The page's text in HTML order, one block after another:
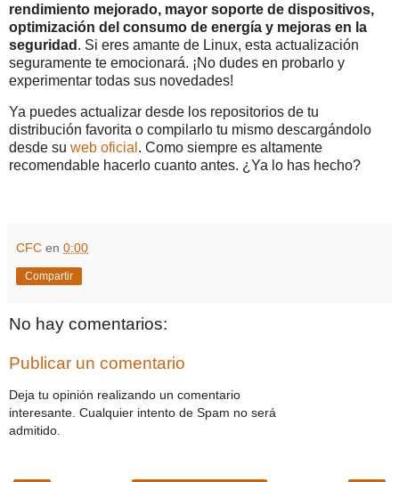
rendimiento mejorado, mayor soporte de dispositivos,
optimización del consumo de energía y mejoras en la
seguridad . Si eres amante de Linux, esta actualización
seguramente te emocionará. ¡No dudes en probarlo y
experimentar todas sus novedades!
Ya puedes actualizar desde los repositorios de tu
distribución favorita o compilarlo tu mismo descargándolo
desde su web oficial . Como siempre es altamente
recomendable hacerlo cuanto antes. ¿Ya lo has hecho?
CFC en 0:00
Compartir
No hay comentarios:
Publicar un comentario
Deja tu opinión realizando un comentario
interesante. Cualquier intento de Spam no será
admitido.